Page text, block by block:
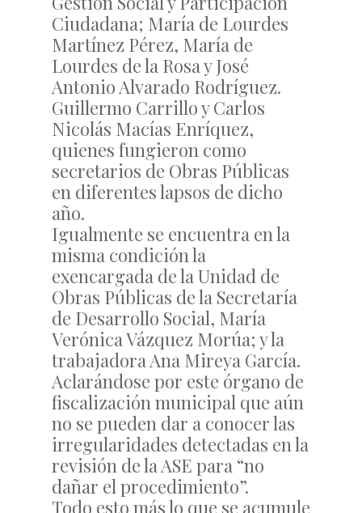
Ciudadana; María de Lourdes
Martínez Pérez, María de
Lourdes de la Rosa y José
Antonio Alvarado Rodríguez.
Guillermo Carrillo y Carlos
Nicolás Macías Enríquez,
quienes fungieron como
secretarios de Obras Públicas
en diferentes lapsos de dicho
año.
Igualmente se encuentra en la
misma condición la
exencargada de la Unidad de
Obras Públicas de la Secretaría
de Desarrollo Social, María
Verónica Vázquez Morúa; y la
trabajadora Ana Mireya García.
Aclarándose por este órgano de
fiscalización municipal que aún
no se pueden dar a conocer las
irregularidades detectadas en la
revisión de la ASE para “no
dañar el procedimiento”.
Todo esto más lo que se acumule